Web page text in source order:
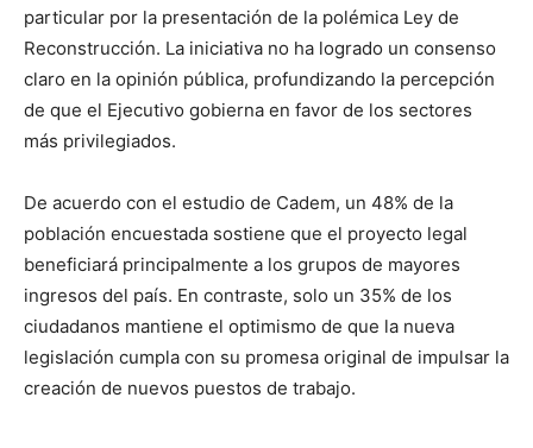
particular por la presentación de la polémica Ley de
Reconstrucción. La iniciativa no ha logrado un consenso
claro en la opinión pública, profundizando la percepción
de que el Ejecutivo gobierna en favor de los sectores
más privilegiados.
De acuerdo con el estudio de Cadem, un 48% de la
población encuestada sostiene que el proyecto legal
beneficiará principalmente a los grupos de mayores
ingresos del país. En contraste, solo un 35% de los
ciudadanos mantiene el optimismo de que la nueva
legislación cumpla con su promesa original de impulsar la
creación de nuevos puestos de trabajo.